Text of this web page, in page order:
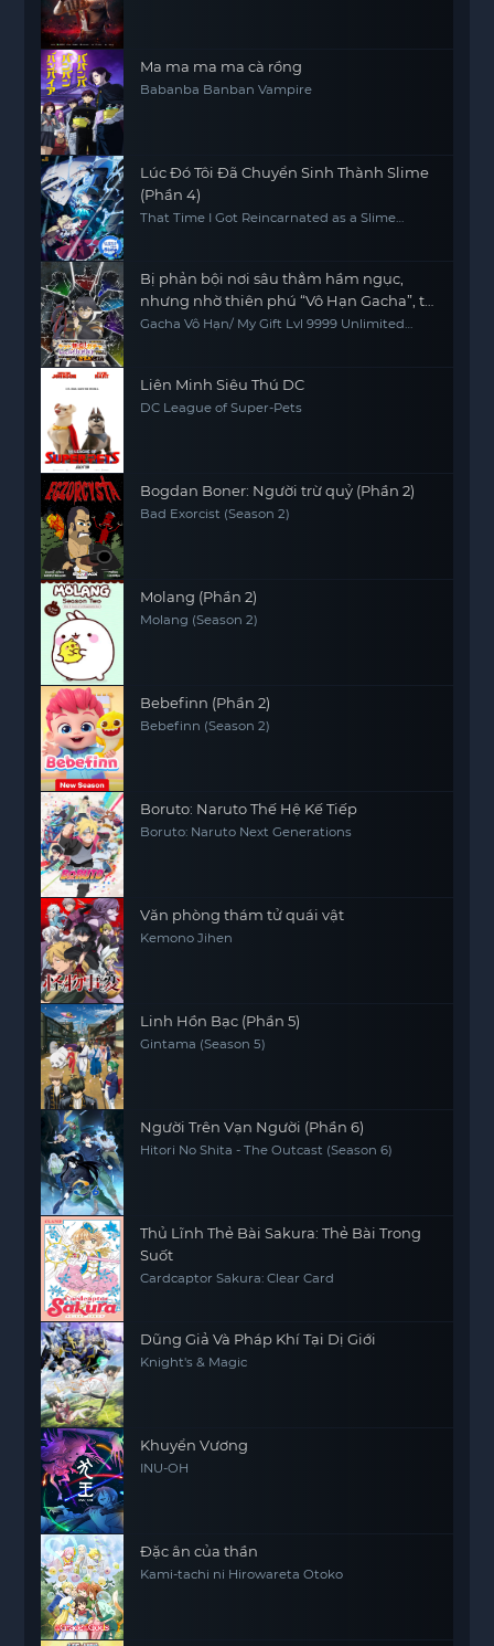
Ma ma ma ma cà rồng
Babanba Banban Vampire
Lúc Đó Tôi Đã Chuyển Sinh Thành Slime
(Phần 4)
That Time I Got Reincarnated as a Slime
Bị phản bội nơi sâu thẳm hầm ngục,
nhưng nhờ thiên phú “Vô Hạn Gacha”, tôi
chiêu mộ các đồng đội cấp 9999 để trả
Gacha Vô Hạn/ My Gift Lvl 9999 Unlimited
Liên Minh Siêu Thú DC
DC League of Super-Pets
Bogdan Boner: Người trừ quỷ (Phần 2)
Bad Exorcist (Season 2)
Molang (Phần 2)
Molang (Season 2)
Bebefinn (Phần 2)
Bebefinn (Season 2)
Boruto: Naruto Thế Hệ Kế Tiếp
Boruto: Naruto Next Generations
Văn phòng thám tử quái vật
Kemono Jihen
Linh Hồn Bạc (Phần 5)
Gintama (Season 5)
Người Trên Vạn Người (Phần 6)
Hitori No Shita - The Outcast (Season 6)
Thủ Lĩnh Thẻ Bài Sakura: Thẻ Bài Trong
Suốt
Cardcaptor Sakura: Clear Card
Dũng Giả Và Pháp Khí Tại Dị Giới
Knight's & Magic
Khuyển Vương
INU-OH
Đặc ân của thần
Kami-tachi ni Hirowareta Otoko